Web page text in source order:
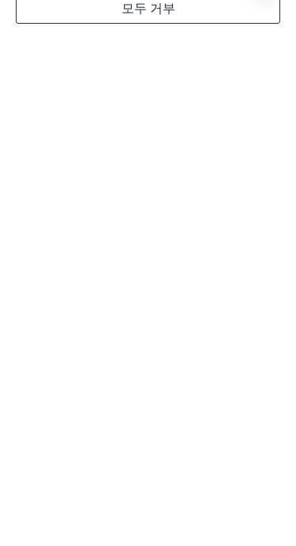
MARUIKEL과의 파트너십: EV 충전기를
모두 거부